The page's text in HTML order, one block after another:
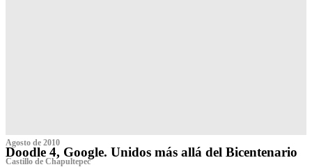
Agosto de 2010
Doodle 4, Google. Unidos más allá del Bicentenario
Castillo de Chapultepec